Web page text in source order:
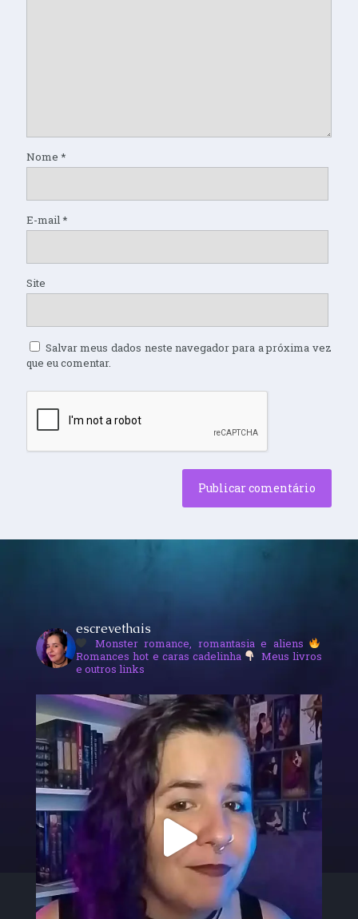
Nome *
E-mail *
Site
Salvar meus dados neste navegador para a próxima vez
que eu comentar.
escrevethais
Monster romance, romantasia e aliens
Romances hot e caras cadelinha
Meus livros
e outros links